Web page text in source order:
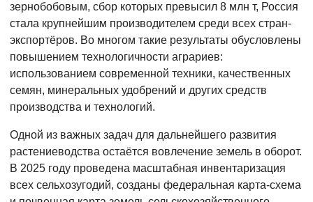
зернобобовым, сбор которых превысил 8 млн т, Россия
стала крупнейшим производителем среди всех стран-
экспортёров. Во многом такие результаты обусловлены
повышением технологичности аграриев:
использованием современной техники, качественных
семян, минеральных удобрений и других средств
производства и технологий.
Одной из важных задач для дальнейшего развития
растениеводства остаётся вовлечение земель в оборот.
В 2025 году проведена масштабная инвентаризация
всех сельхозугодий, созданы федеральная карта-схема